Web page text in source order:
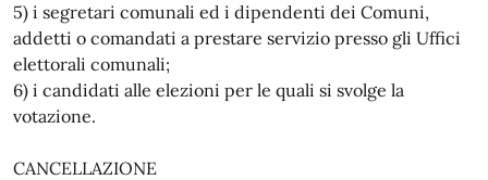
5) i segretari comunali ed i dipendenti dei Comuni,
addetti o comandati a prestare servizio presso gli Uffici
elettorali comunali;
6) i candidati alle elezioni per le quali si svolge la
votazione.
CANCELLAZIONE